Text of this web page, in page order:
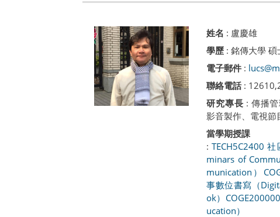
姓名 : 盧慶雄
學歷 : 銘傳大學 碩
電子郵件 :
聯絡電話 :
研究專長 : 傳播
影音製作、電視節
當學期授課
:TECH5C2400
minars of
munication）
事數位書寫（
ok）
ucation）